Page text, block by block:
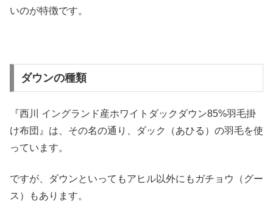
いのが特徴です。
ダウンの種類
『西川 イングランド産ホワイトダックダウン85%羽毛掛
け布団』は、その名の通り、ダック（あひる）の羽毛を使
っています。
ですが、ダウンといってもアヒル以外にもガチョウ（グー
ス）もあります。